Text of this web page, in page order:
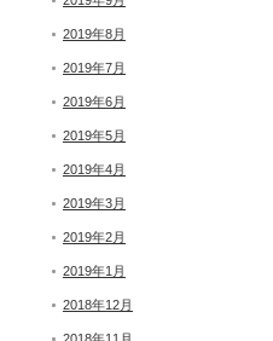
2019年8月
2019年7月
2019年6月
2019年5月
2019年4月
2019年3月
2019年2月
2019年1月
2018年12月